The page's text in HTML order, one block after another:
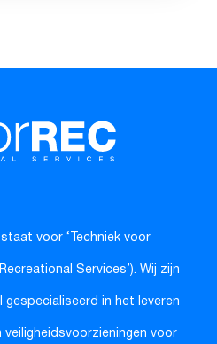
voor ‘Techniek voor
Services’). Wij zijn
in het leveren
voor